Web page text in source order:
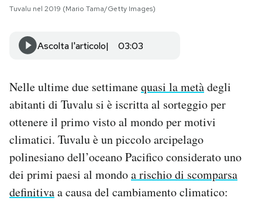
AREA PERSONALE
Area Personale
Newsletter
Notifiche mobile
Regala il Post
Hai bisogno di aiuto?
Tuvalu nel 2019 (Mario Tama/Getty Images)
Ascolta l'articolo 03:03
Nelle ultime due settimanequasi la metàdegli
abitanti di Tuvalu si è iscritta al sorteggio per
ottenere il primo visto al mondo per motivi
climatici. Tuvalu è un piccolo arcipelago
polinesiano dell’oceano Pacifico considerato uno
dei primi paesi al mondoa rischio di scomparsa
definitivaa causa del cambiamento climatico: